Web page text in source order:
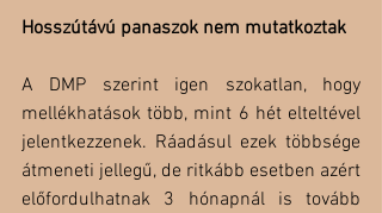
Hosszútávú panaszok nem mutatkoztak
A DMP szerint igen szokatlan, hogy
mellékhatások több, mint 6 hét elteltével
jelentkezzenek. Ráadásul ezek többsége
átmeneti jellegű, de ritkább esetben azért
előfordulhatnak 3 hónapnál is tovább